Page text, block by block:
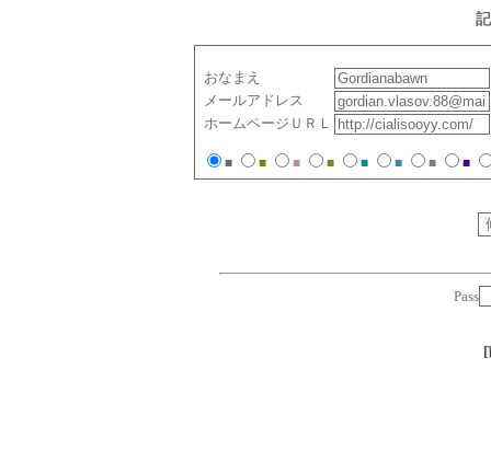
おなまえ
メールアドレス
ホームページＵＲＬ
■ ■ ■ ■ ■ ■ ■ ■
Pass
[